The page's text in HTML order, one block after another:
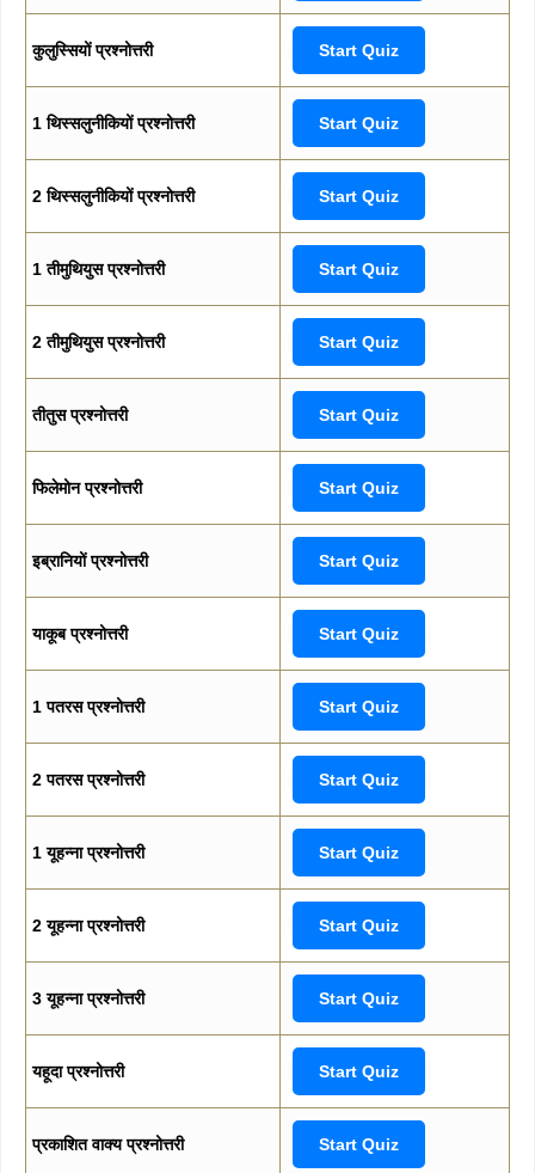
कुलुस्सियों प्रश्नोत्तरी Start Quiz
1 थिस्सलुनीकियों प्रश्नोत्तरी Start Quiz
2 थिस्सलुनीकियों प्रश्नोत्तरी Start Quiz
1 तीमुथियुस प्रश्नोत्तरी Start Quiz
2 तीमुथियुस प्रश्नोत्तरी Start Quiz
तीतुस प्रश्नोत्तरी Start Quiz
फिलेमोन प्रश्नोत्तरी Start Quiz
इब्रानियों प्रश्नोत्तरी Start Quiz
याकूब प्रश्नोत्तरी Start Quiz
1 पतरस प्रश्नोत्तरी Start Quiz
2 पतरस प्रश्नोत्तरी Start Quiz
1 यूहन्ना प्रश्नोत्तरी Start Quiz
2 यूहन्ना प्रश्नोत्तरी Start Quiz
3 यूहन्ना प्रश्नोत्तरी Start Quiz
यहूदा प्रश्नोत्तरी Start Quiz
प्रकाशित वाक्य प्रश्नोत्तरी Start Quiz